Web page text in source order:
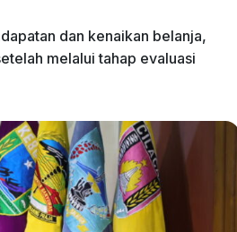
dan kenaikan belanja,
melalui tahap evaluasi